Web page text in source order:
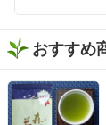
おすすめ